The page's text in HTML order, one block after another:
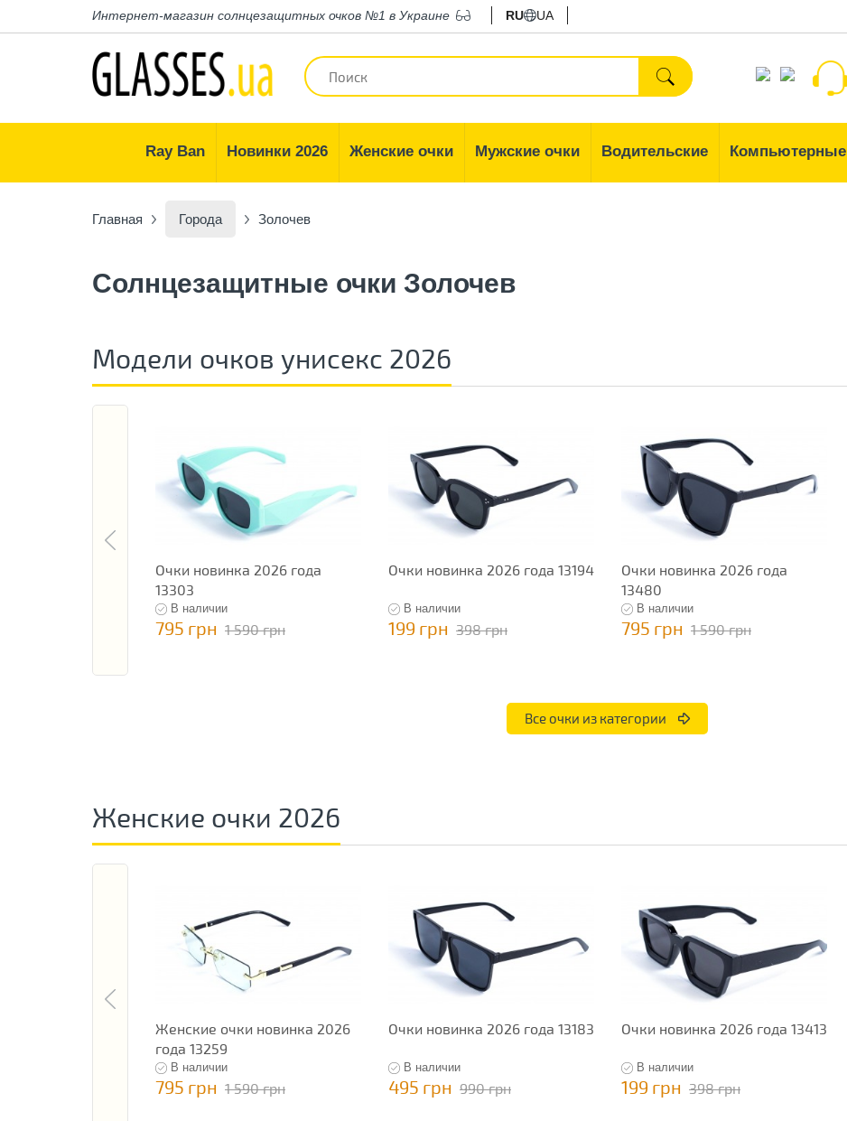
Интернет-магазин солнцезащитных очков №1 в Украине RU UA
Ray Ban Новинки 2026 Женские очки Мужские очки Водительские Компьютерные
Главная Города Золочев
Солнцезащитные очки Золочев
Модели очков унисекс 2026
Очки новинка 2026 года
13303
В наличии
795 грн 1 590 грн
Очки новинка 2026 года 13194
В наличии
199 грн 398 грн
Очки новинка 2026 года
13480
В наличии
795 грн 1 590 грн
Все очки из категории
Женские очки 2026
Женские очки новинка 2026
года 13259
В наличии
795 грн 1 590 грн
Очки новинка 2026 года 13183
В наличии
495 грн 990 грн
Очки новинка 2026 года 13413
В наличии
199 грн 398 грн